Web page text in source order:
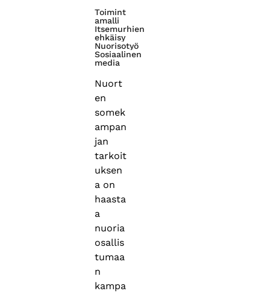
Toimint
amalli
Itsemurhien
ehkäisy
Nuorisotyö
Sosiaalinen
media
Nuort
en
somek
ampan
jan
tarkoit
uksen
a on
haasta
a
nuoria
osallis
tumaa
n
kampa